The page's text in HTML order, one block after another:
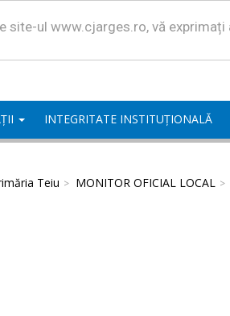
ul www.cjarges.ro, vă
INTEGRITATE INSTITUȚIONALĂ
Teiu MONITOR OFICIAL LOCAL